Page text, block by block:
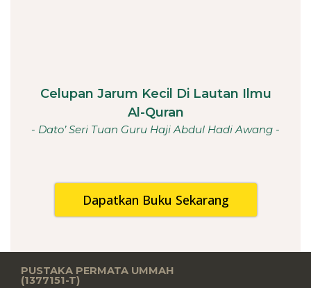
Celupan Jarum Kecil Di Lautan Ilmu
Al-Quran
- Dato’ Seri Tuan Guru Haji Abdul Hadi Awang -
Dapatkan Buku Sekarang
PUSTAKA PERMATA UMMAH
(1377151-T)​